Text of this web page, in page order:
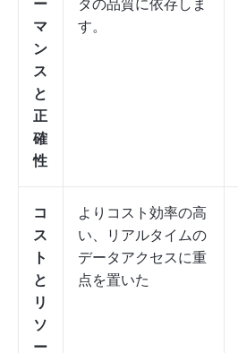
ー
マ
ン
ス
と
正
確
性
タの品質に依存しま
す。
コ
ス
ト
と
リ
ソ
ー
よりコスト効率の高
い、リアルタイムの
データアクセスに重
点を置いた